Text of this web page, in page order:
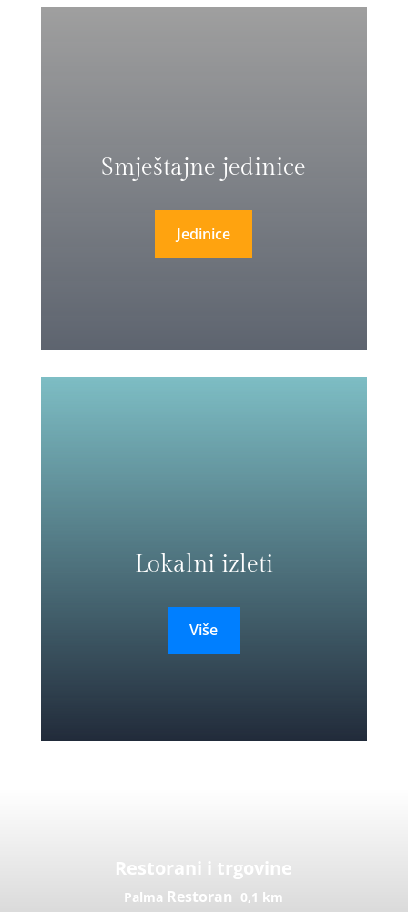
Smještajne jedinice
Jedinice
Lokalni izleti
Više
Restorani i trgovine
Palma Restoran 0,1 km